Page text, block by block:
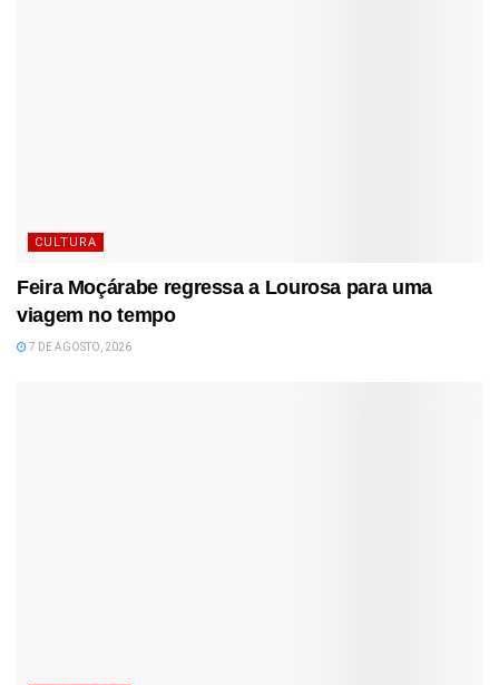
CULTURA
Feira Moçárabe regressa a Lourosa para uma
viagem no tempo
7 DE AGOSTO, 2026